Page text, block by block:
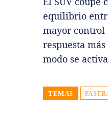
equilibrio
mayor control
respuesta
modo se
TEMAS